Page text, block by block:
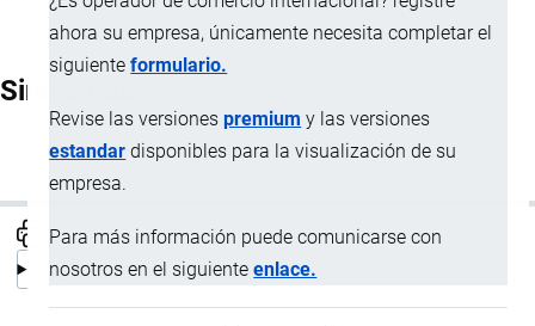
ahora su empresa, únicamente necesita completar el
siguienteformulario.
Revise las versionespremium y las versiones
estandar disponibles para la visualización de su
empresa.
Para más información puede comunicarse con
nosotros en el siguienteenlace.
Sinónimos
Operaciones portuarias